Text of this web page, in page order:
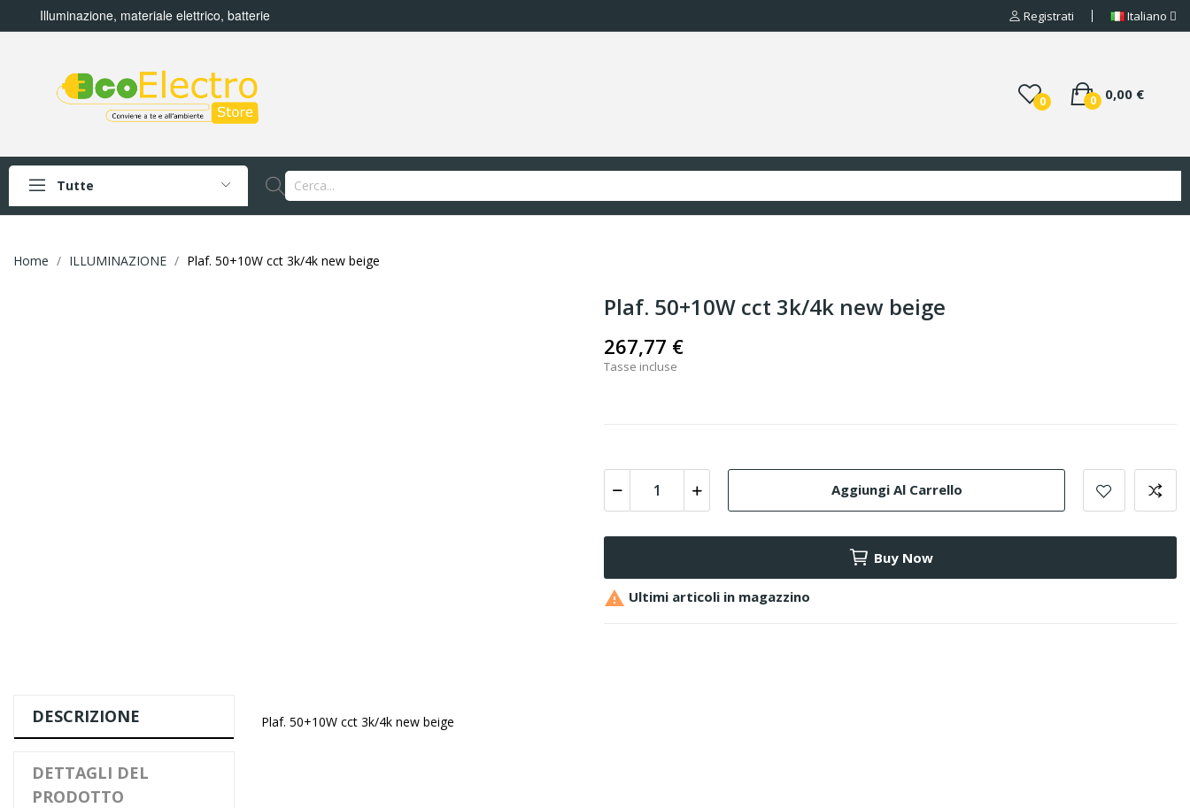
Illuminazione, materiale elettrico, batterie Registrati Italiano
0 0,00 €
0
Tutte
Home ILLUMINAZIONE Plaf. 50+10W cct 3k/4k new beige
Plaf. 50+10W cct 3k/4k new beige
267,77 €
Tasse incluse
Aggiungi Al Carrello
Buy Now
 Ultimi articoli in magazzino
DESCRIZIONE
DETTAGLI DEL
PRODOTTO
Plaf. 50+10W cct 3k/4k new beige